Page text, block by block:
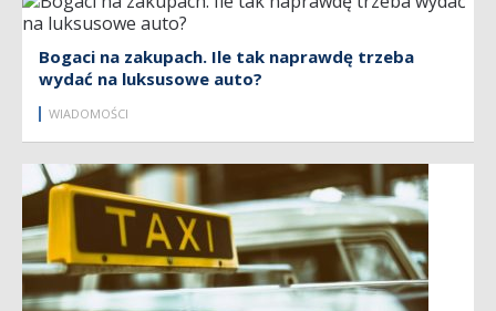
Bogaci na zakupach. Ile tak naprawdę trzeba
wydać na luksusowe auto?
WIADOMOŚCI